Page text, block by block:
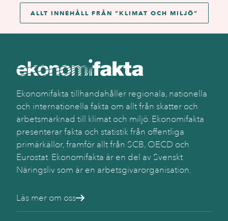
ALLT INNEHÅLL FRÅN " KLIMAT OCH MILJÖ "
Ekonomifakta tillhandahåller regionala, nationella
och internationella fakta om allt från skatter och
arbetsmarknad till klimat och miljö. Ekonomifakta
presenterar fakta och statistik från offentliga
primärkällor, framför allt från SCB, OECD och
Eurostat. Ekonomifakta är en del av Svenskt
Näringsliv som är en arbetsgivarorganisation.
Läs mer om oss